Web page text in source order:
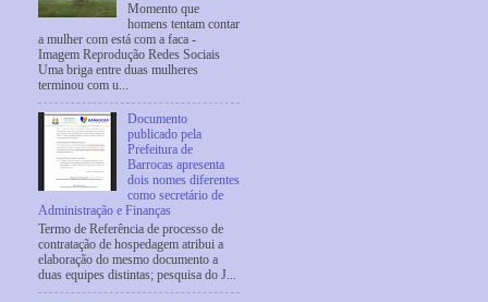
Momento que
homens tentam contar
a mulher com está com a faca -
Imagem Reprodução Redes Sociais
Uma briga entre duas mulheres
terminou com u...
Documento
publicado pela
Prefeitura de
Barrocas apresenta
dois nomes diferentes
como secretário de
Administração e Finanças
Termo de Referência de processo de
contratação de hospedagem atribui a
elaboração do mesmo documento a
duas equipes distintas; pesquisa do J...